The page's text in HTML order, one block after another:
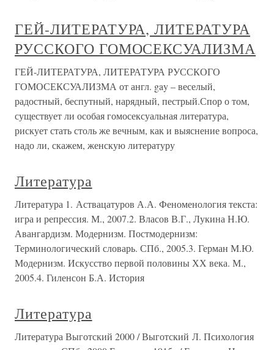
ГЕЙ-ЛИТЕРАТУРА, ЛИТЕРАТУРА
РУССКОГО ГОМОСЕКСУАЛИЗМА
ГЕЙ-ЛИТЕРАТУРА, ЛИТЕРАТУРА РУССКОГО
ГОМОСЕКСУАЛИЗМА от англ. gay – веселый,
радостный, беспутный, нарядный, пестрый.Спор о том,
существует ли особая гомосексуальная литература,
рискует стать столь же вечным, как и выяснение вопроса,
надо ли, скажем, женскую литературу
Литература
Литература 1. Аствацатуров А.А. Феноменология текста:
игра и репрессия. М., 2007.2. Власов В.Г., Лукина Н.Ю.
Авангардизм. Модернизм. Постмодернизм:
Терминологический словарь. СПб., 2005.3. Герман М.Ю.
Модернизм. Искусство первой половины ХХ века. М.,
2005.4. Гиленсон Б.А. История
Литература
Литература Выготский 2000 / Выготский Л. Психология